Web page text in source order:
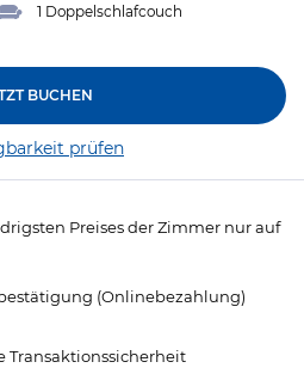
1 Doppelschlafcouch
BUCHEN
prüfen
Preises der Zimmer nur auf
(Onlinebezahlung)
Transaktionssicherheit